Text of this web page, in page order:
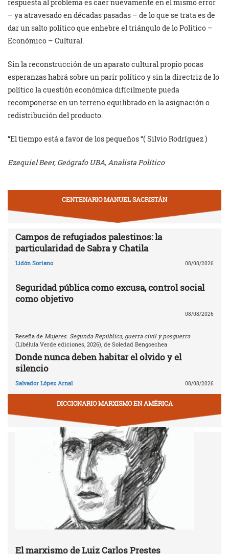
respuesta al problema es caer nuevamente en el mismo error
– ya atravesado en décadas pasadas – de lo que se trata es de
dar un salto político que enhebre el triángulo de lo Político –
Económico – Cultural.
Sin la reconstrucción de un aparato cultural propio pocas
esperanzas habrá sobre un parir político y sin la directriz de lo
político la cuestión económica difícilmente pueda
recomponerse en un terreno equilibrado en la asignación o
redistribución del producto.
“El tiempo está a favor de los pequeños “( Silvio Rodríguez )
Ezequiel Beer, Geógrafo UBA, Analista Político
CENTENARIO MANUEL SACRISTÁN
Campos de refugiados palestinos: la
particularidad de Sabra y Chatila
Lidón Soriano 08/08/2026
Seguridad pública como excusa, control social
como objetivo
08/08/2026
Reseña de Mujeres. Segunda República, guerra civil y posguerra
(Libélula Verde ediciones, 2026), de Soledad Bengoechea
Donde nunca deben habitar el olvido y el
silencio
Salvador López Arnal 08/08/2026
DICCIONARIO MARXISMO EN AMÉRICA
El marxismo de Luiz Carlos Prestes